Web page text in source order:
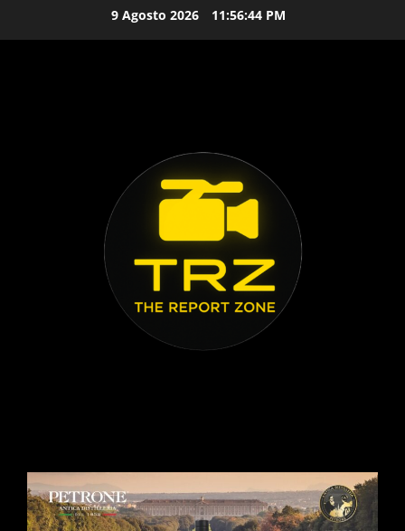
9 Agosto 2026 11:56:46 PM